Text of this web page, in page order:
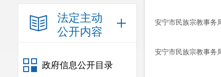
法定主动
公开内容
政府信息公开目录
安宁市民族宗教事务
安宁市民族宗教事务